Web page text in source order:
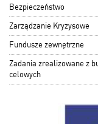
Bezpieczeństwo
Zarządzanie Kryzysowe
Fundusze zewnętrzne
Zadania zrealizowane z
celowych